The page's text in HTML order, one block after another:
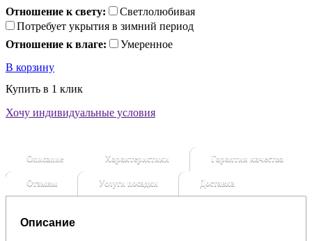
Отношение к свету:
Светлолюбивая
Потребует укрытия в зимний период
Отношение к влаге:
Умеренное
В корзину
Купить в 1 клик
Хочу индивидуальные условия
Описание Характеристики Гарантия качества
Отзывы Услуги посадки Доставка
Описание